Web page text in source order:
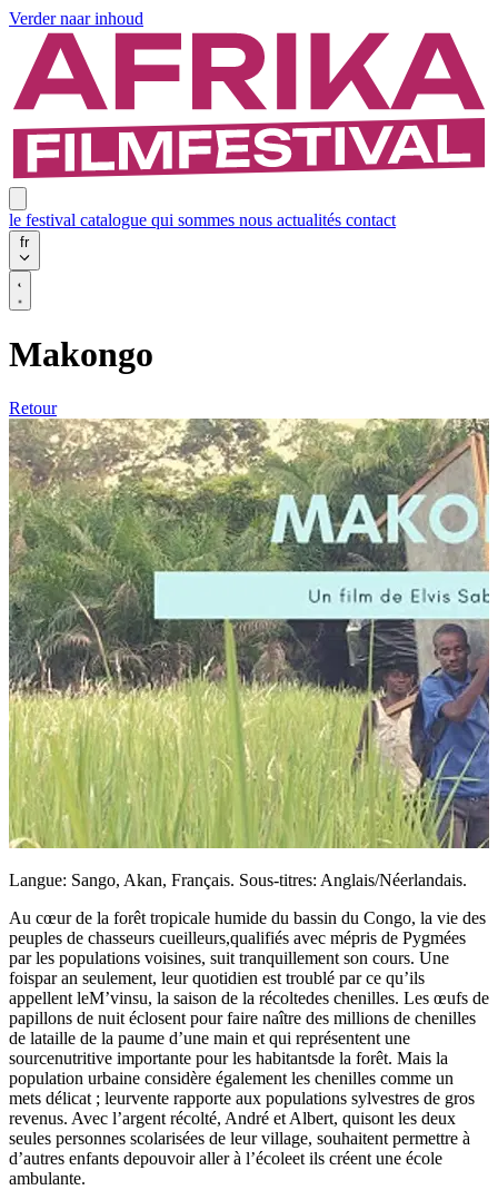
Verder naar inhoud
le festival catalogue qui sommes nous actualités contact
fr
Makongo
Retour
Langue: Sango, Akan, Français. Sous-titres: Anglais/Néerlandais.
Au cœur de la forêt tropicale humide du bassin du Congo, la vie des
peuples de chasseurs cueilleurs,qualifiés avec mépris de Pygmées
par les populations voisines, suit tranquillement son cours. Une
foispar an seulement, leur quotidien est troublé par ce qu’ils
appellent leM’vinsu, la saison de la récoltedes chenilles. Les œufs de
papillons de nuit éclosent pour faire naître des millions de chenilles
de lataille de la paume d’une main et qui représentent une
sourcenutritive importante pour les habitantsde la forêt. Mais la
population urbaine considère également les chenilles comme un
mets délicat ; leurvente rapporte aux populations sylvestres de gros
revenus. Avec l’argent récolté, André et Albert, quisont les deux
seules personnes scolarisées de leur village, souhaitent permettre à
d’autres enfants depouvoir aller à l’écoleet ils créent une école
ambulante.